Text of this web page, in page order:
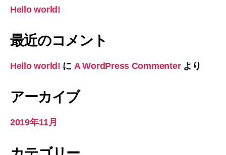
Hello world!
最近のコメント
Hello world! に A WordPress Commenterより
アーカイブ
2019年11月